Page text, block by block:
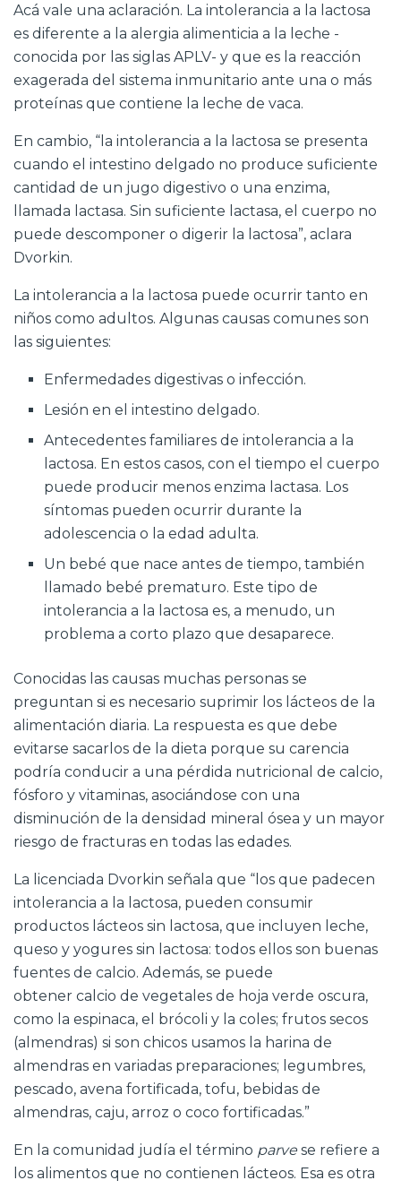
Acá vale una aclaración. La intolerancia a la lactosa
es diferente a la alergia alimenticia a la leche -
conocida por las siglas APLV- y que es la reacción
exagerada del sistema inmunitario ante una o más
proteínas que contiene la leche de vaca.
En cambio, “la intolerancia a la lactosa se presenta
cuando el intestino delgado no produce suficiente
cantidad de un jugo digestivo o una enzima,
llamada lactasa. Sin suficiente lactasa, el cuerpo no
puede descomponer o digerir la lactosa”, aclara
Dvorkin.
La intolerancia a la lactosa puede ocurrir tanto en
niños como adultos. Algunas causas comunes son
las siguientes:
Enfermedades digestivas o infección.
Lesión en el intestino delgado.
Antecedentes familiares de intolerancia a la
lactosa. En estos casos, con el tiempo el cuerpo
puede producir menos enzima lactasa. Los
síntomas pueden ocurrir durante la
adolescencia o la edad adulta.
Un bebé que nace antes de tiempo, también
llamado bebé prematuro. Este tipo de
intolerancia a la lactosa es, a menudo, un
problema a corto plazo que desaparece.
Conocidas las causas muchas personas se
preguntan si es necesario suprimir los lácteos de la
alimentación diaria. La respuesta es que debe
evitarse sacarlos de la dieta porque su carencia
podría conducir a una pérdida nutricional de calcio,
fósforo y vitaminas, asociándose con una
disminución de la densidad mineral ósea y un mayor
riesgo de fracturas en todas las edades.
La licenciada Dvorkin señala que “los que padecen
intolerancia a la lactosa, pueden consumir
productos lácteos sin lactosa, que incluyen leche,
queso y yogures sin lactosa: todos ellos son buenas
fuentes de calcio. Además, se puede
obtener calcio de vegetales de hoja verde oscura,
como la espinaca, el brócoli y la coles; frutos secos
(almendras) si son chicos usamos la harina de
almendras en variadas preparaciones; legumbres,
pescado, avena fortificada, tofu, bebidas de
almendras, caju, arroz o coco fortificadas.”
En la comunidad judía el término parve se refiere a
los alimentos que no contienen lácteos. Esa es otra